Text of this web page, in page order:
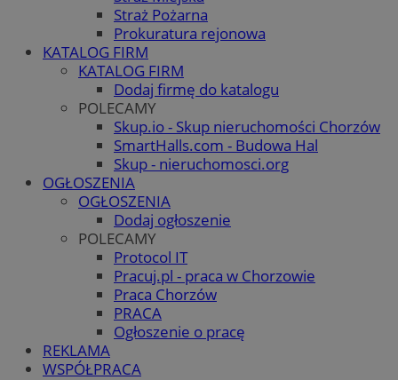
Straż Pożarna
Prokuratura rejonowa
KATALOG FIRM
KATALOG FIRM
Dodaj firmę do katalogu
POLECAMY
Skup.io - Skup nieruchomości Chorzów
SmartHalls.com - Budowa Hal
Skup - nieruchomosci.org
OGŁOSZENIA
OGŁOSZENIA
Dodaj ogłoszenie
POLECAMY
Protocol IT
Pracuj.pl - praca w Chorzowie
Praca Chorzów
PRACA
Ogłoszenie o pracę
REKLAMA
WSPÓŁPRACA